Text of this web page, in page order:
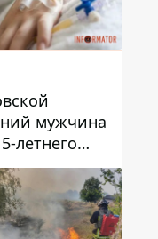
мужчина
летнего